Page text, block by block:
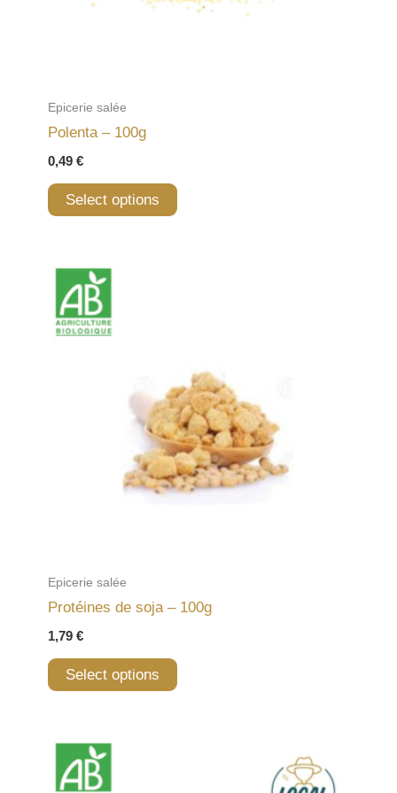
Epicerie salée
Polenta – 100g
0,49 €
Select options
Epicerie salée
Protéines de soja – 100g
1,79 €
Select options